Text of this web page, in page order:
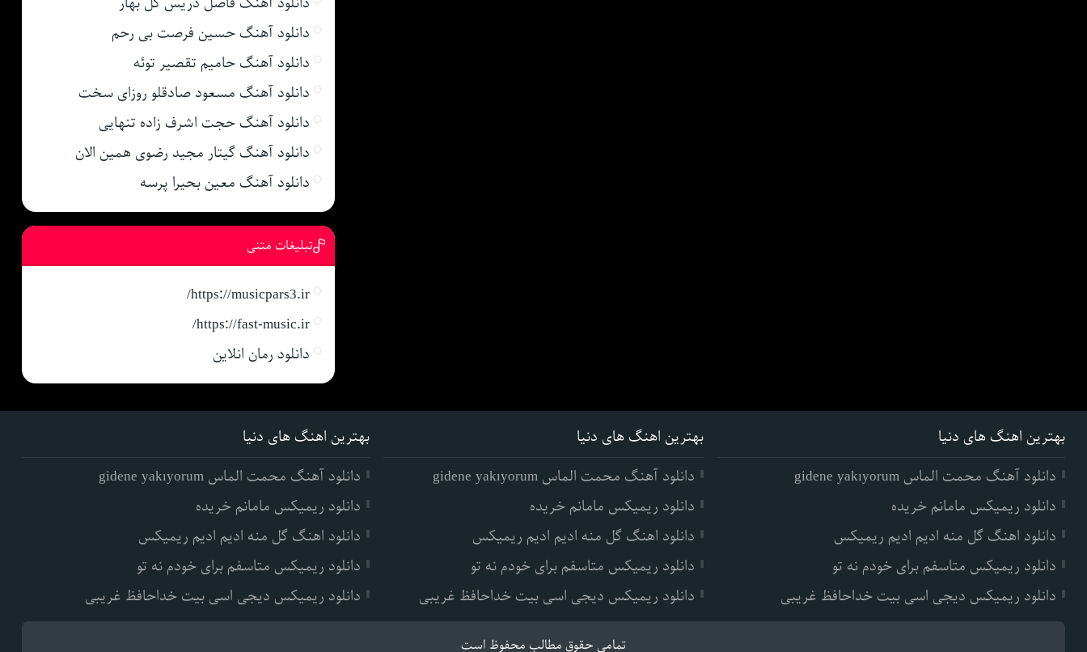
دانلود آهنگ حسین فرصت بی رحم
دانلود آهنگ حامیم تقصیر توئه
دانلود آهنگ مسعود صادقلو روزای سخت
دانلود آهنگ حجت اشرف زاده تنهایی
دانلود آهنگ گیتار مجید رضوی همین الان
دانلود آهنگ معین بحیرا پرسه
تبلیغات متنی
https://musicpars3.ir/
https://fast-music.ir/
دانلود رمان انلاین
بهترین اهنگ های دنیا
دانلود آهنگ محمت الماس gidene yakıyorum
دانلود ریمیکس مامانم خریده
دانلود اهنگ گل منه ادیم ادیم ریمیکس
دانلود ریمیکس متاسفم برای خودم نه تو
دانلود ریمیکس دیجی اسی بیت خداحافظ غریبی
بهترین اهنگ های دنیا
دانلود آهنگ محمت الماس gidene yakıyorum
دانلود ریمیکس مامانم خریده
دانلود اهنگ گل منه ادیم ادیم ریمیکس
دانلود ریمیکس متاسفم برای خودم نه تو
دانلود ریمیکس دیجی اسی بیت خداحافظ غریبی
بهترین اهنگ های دنیا
دانلود آهنگ محمت الماس gidene yakıyorum
دانلود ریمیکس مامانم خریده
دانلود اهنگ گل منه ادیم ادیم ریمیکس
دانلود ریمیکس متاسفم برای خودم نه تو
دانلود ریمیکس دیجی اسی بیت خداحافظ غریبی
تمامی حقوق مطالب محفوظ است